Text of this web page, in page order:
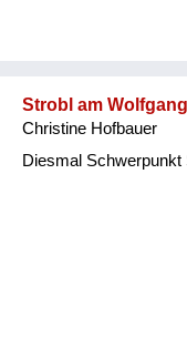
Strobl am
Christine Hofbauer
Diesmal